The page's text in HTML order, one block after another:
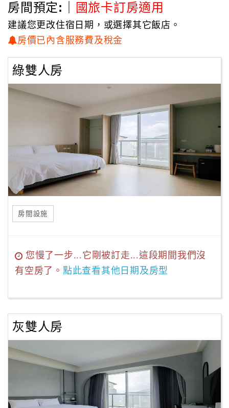
房間預定:｜ 國旅卡訂房適用
建議您更改住宿日期，或選擇其它飯店。
房價已內含服務費及稅金
綠雙人房
房間設施
您慢了一步...它剛被訂走...這段期間我們沒
有空房了。 點此查看其他日期及房型
灰雙人房